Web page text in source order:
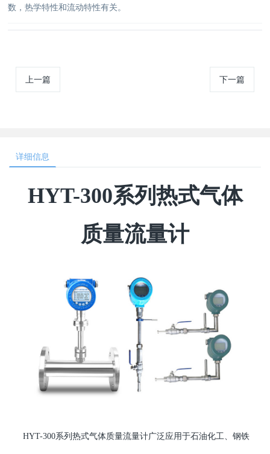
数，热学特性和流动特性有关。
上一篇 下一篇
详细信息
HYT-300系列热式气体
质量流量计
HYT-300系列热式气体质量流量计广泛应用于石油化工、钢铁